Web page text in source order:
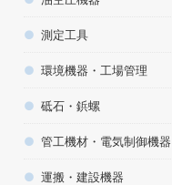
測定工具
環境機器・工場管理
砥石・鋲螺
管工機材・電気制御機器
運搬・建設機器